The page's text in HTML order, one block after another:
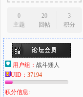
0
主题
20
回帖
3
积分
用户组： 战斗矮人
UID： 37194
积分信息: